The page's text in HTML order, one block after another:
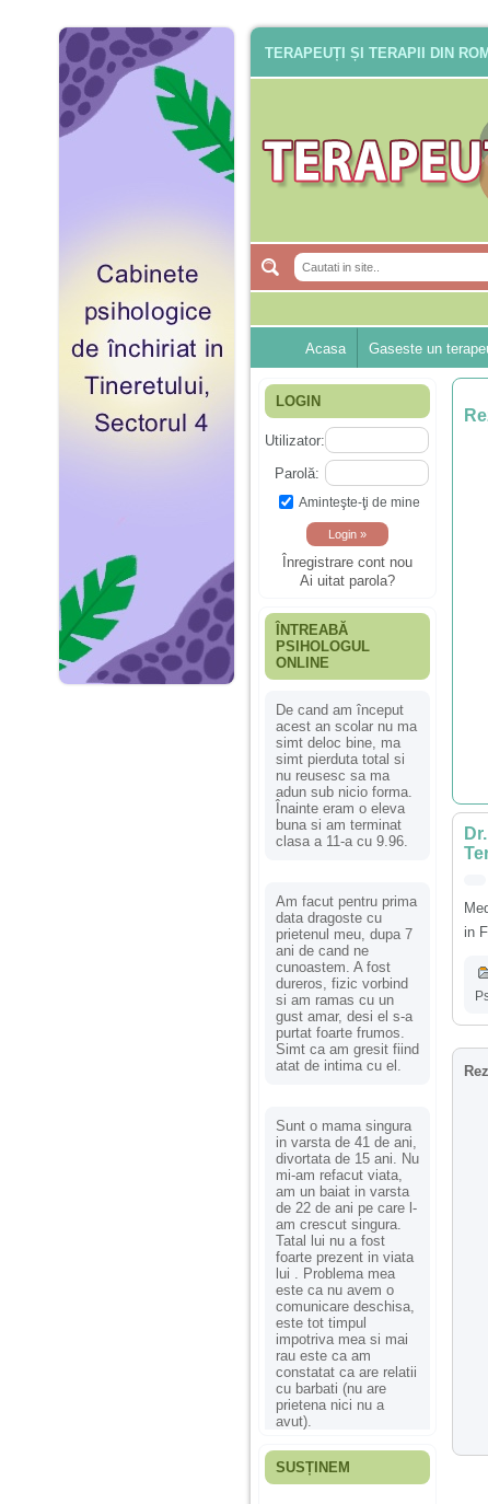
TERAPEUȚI ȘI TERAPII DIN
Acasa Gaseste un
LOGIN
Utilizator:
Parolă:
Aminteşte-ţi de mine
Înregistrare cont nou
Ai uitat parola?
ÎNTREABĂ
PSIHOLOGUL
ONLINE
De cand am început
acest an scolar nu ma
simt deloc bine, ma
simt pierduta total si
nu reusesc sa ma
adun sub nicio forma.
Înainte eram o eleva
buna si am terminat
clasa a 11-a cu 9.96.
Am facut pentru prima
data dragoste cu
prietenul meu, dupa 7
ani de cand ne
cunoastem. A fost
dureros, fizic vorbind
si am ramas cu un
gust amar, desi el s-a
purtat foarte frumos.
Simt ca am gresit fiind
atat de intima cu el.
Sunt o mama singura
in varsta de 41 de ani,
divortata de 15 ani. Nu
mi-am refacut viata,
am un baiat in varsta
de 22 de ani pe care l-
am crescut singura.
Tatal lui nu a fost
foarte prezent in viata
lui . Problema mea
este ca nu avem o
comunicare deschisa,
este tot timpul
impotriva mea si mai
rau este ca am
constatat ca are relatii
cu barbati (nu are
prietena nici nu a
avut).
Fiica mea s-a nascut
SUSȚINEM
in